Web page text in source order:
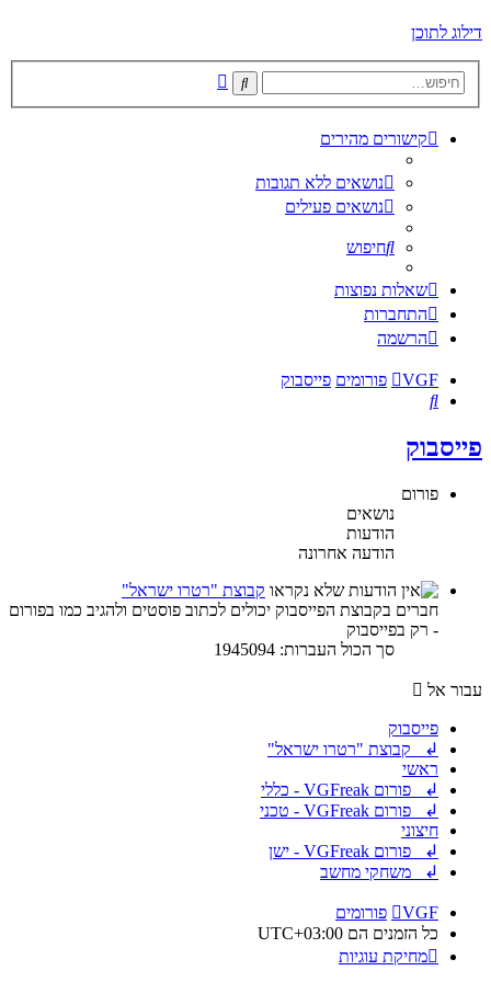
דילוג לתוכן
חיפוש
קישורים מהירים
נושאים ללא תגובות
נושאים פעילים
חיפוש
שאלות נפוצות
התחברות
הרשמה
VGF פורומים פייסבוק
חיפוש
פייסבוק
פורום
נושאים
הודעות
הודעה אחרונה
קבוצת "רטרו ישראל"
חברים בקבוצת הפייסבוק יכולים לכתוב פוסטים ולהגיב כמו בפורום
- רק בפייסבוק
סך הכול העברות: 1945094
עבור אל
פייסבוק
↲ קבוצת "רטרו ישראל"
ראשי
↲ פורום VGFreak - כללי
↲ פורום VGFreak - טכני
חיצוני
↲ פורום VGFreak - ישן
↲ משחקי מחשב
VGF
פורומים
כל הזמנים הם UTC+03:00
מחיקת עוגיות